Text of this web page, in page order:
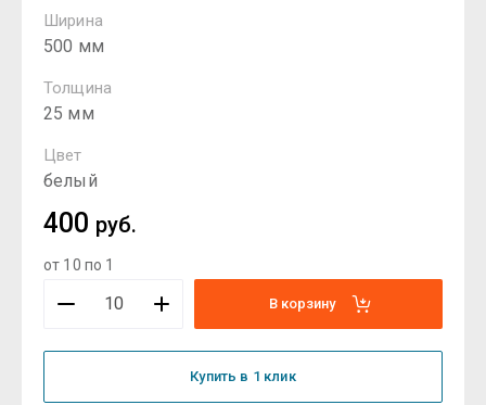
Ширина
500 мм
Толщина
25 мм
Цвет
белый
400 руб.
от 10 по 1
В корзину
Купить в 1 клик